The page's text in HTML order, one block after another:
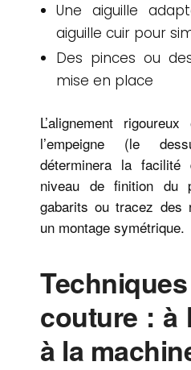
Une aiguille
aiguille cuir pour
Des pinces ou
mise en place
L’alignement
l’empeigne (le
déterminera la
niveau de finition du
gabarits ou tracez des
un montage symétrique.
couture : à
à la